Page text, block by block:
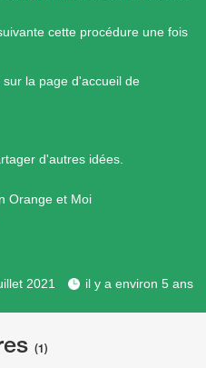
cette procédure une fois
la page d'accueil de
d'autres idées.
Orange et Moi
2021 il y a environ 5 ans
(1)